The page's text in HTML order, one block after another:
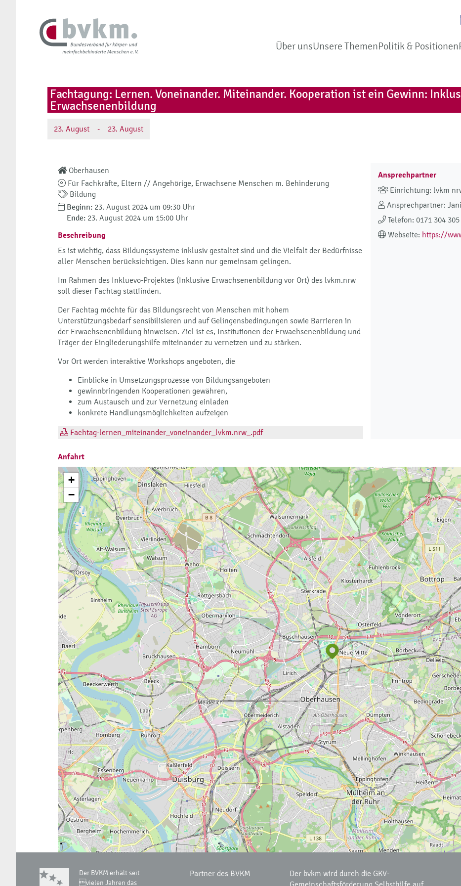
Über unsUnsere ThemenPolitik & Positionen
Fachtagung: Lernen. Voneinander. Miteinander. Kooperation ist ein Gewinn:
Erwachsenenbildung
23. August - 23. August
Oberhausen
Für Fachkräfte, Eltern // Angehörige, Erwachsene Menschen m. Behinderung
Bildung
Beginn: 23. August 2024 um 09:30 Uhr
Ende: 23. August 2024 um 15:00 Uhr
Beschreibung
Es ist wichtig, dass Bildungssysteme inklusiv gestaltet sind und die Vielfalt der Bedürfnisse
aller Menschen berücksichtigen. Dies kann nur gemeinsam gelingen.
Im Rahmen des Inkluevo-Projektes (Inklusive Erwachsenenbildung vor Ort) des lvkm.nrw
soll dieser Fachtag stattfinden.
Der Fachtag möchte für das Bildungsrecht von Menschen mit hohem
Unterstützungsbedarf sensibilisieren und auf Gelingensbedingungen sowie Barrieren in
der Erwachsenenbildung hinweisen. Ziel ist es, Institutionen der Erwachsenenbildung und
Träger der Eingliederungshilfe miteinander zu vernetzen und zu stärken.
Vor Ort werden interaktive Workshops angeboten, die
Einblicke in Umsetzungsprozesse von Bildungsangeboten
gewinnbringenden Kooperationen gewähren,
zum Austausch und zur Vernetzung einladen
konkrete Handlungsmöglichkeiten aufzeigen
Fachtag-lernen_miteinander_voneinander_lvkm.nrw_.pdf
Ansprechpartner
Einrichtung: lvkm
Ansprechpartner:
Telefon: 0171 304
Webseite: https://
Anfahrt
+
−
Der BVKM erhält seit
vielen Jahren das
Partner des BVKM
Der bvkm wird durch die GKV-